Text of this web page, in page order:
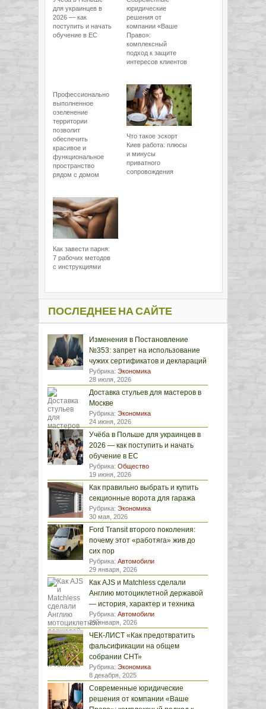
для украинцев в
2026 — как
поступить и начать
обучение в ЕС
юридические
решения от
компании «Ваше
Право»:
комплексный
подход к защите
интересов клиентов
Профессионально
выполненное
озеленение
территории
позволит
обеспечить
красивое и
функциональное
пространство
рядом с домом
Что такое эскорт
Киев работа: плюсы
и минусы
приватного
сопровождения
Как завести парня:
7 рабочих методов
с инструкциями
ПОСЛЕДНЕЕ НА САЙТЕ
Изменения в Постановление
№353: запрет на использование
чужих сертификатов и деклараций
Рубрика: Экономика
28 июля, 2026
Доставка стульев для мастеров в
Москве
Рубрика: Экономика
24 июня, 2026
Учёба в Польше для украинцев в
2026 — как поступить и начать
обучение в ЕС
Рубрика: Общество
19 июня, 2026
Как правильно выбрать и купить
секционные ворота для гаража
Рубрика: Экономика
30 мая, 2026
Ford Transit второго поколения:
почему этот «работяга» жив до
сих пор
Рубрика: Автомобили
29 января, 2026
Как AJS и Matchless сделали
Англию мотоциклетной державой
— история, характер и техника
Рубрика: Автомобили
29 января, 2026
ЧЕК-ЛИСТ «Как предотвратить
фальсификации на общем
собрании СНТ»
Рубрика: Экономика
8 декабря, 2025
Современные юридические
решения от компании «Ваше